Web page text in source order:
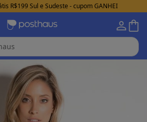
R$199 Sul e Sudeste - cupom GANHEI